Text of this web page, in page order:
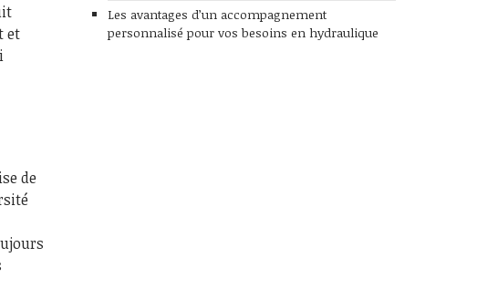
et
de
Les avantages d’un accompagnement
personnalisé pour vos besoins en hydraulique